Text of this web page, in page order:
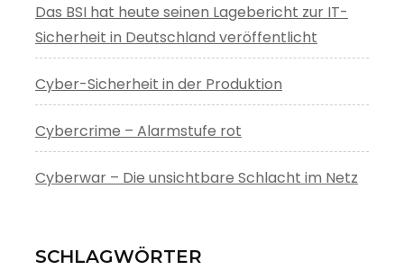
Das BSI hat heute seinen Lagebericht zur IT-
Sicherheit in Deutschland veröffentlicht
Cyber-Sicherheit in der Produktion
Cybercrime – Alarmstufe rot
Cyberwar – Die unsichtbare Schlacht im Netz
SCHLAGWÖRTER